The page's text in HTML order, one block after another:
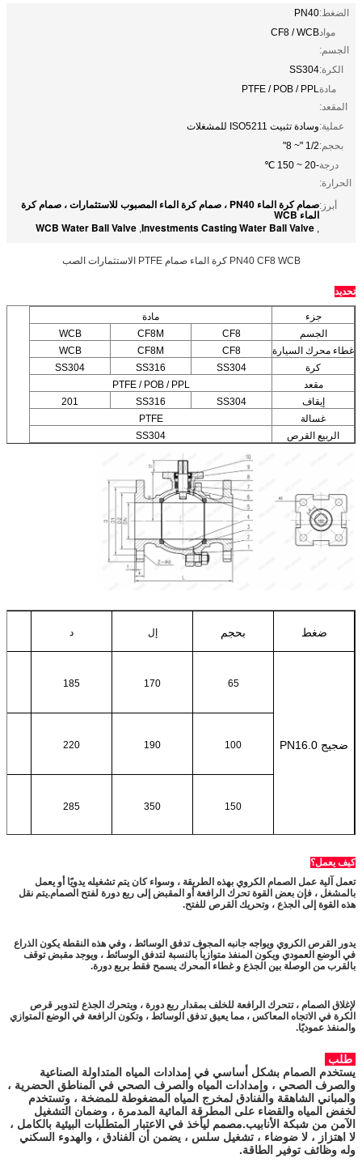
الضغط:PN40
مواد
الجسم:
CF8 / WCB
الكرة:SS304
مادة
المقعد:
PTFE / POB / PPL
عملية:وسادة تثبيت ISO5211 للمشغلات
بحجم:1/2 "~ 8"
درجة
الحرارة:
-20 ~ 150 ℃
أبرز: صمام كرة الماء PN40 ، صمام كرة الماء المصبوب للاستثمارات ، صمام كرة
الماء WCB
,
Investments Casting Water Ball Valve
,
WCB Water Ball Valve
PN40 CF8 WCB كرة الماء صمام PTFE الاستثمارات الصب
تحديد
جزء
مادة
الجسم
CF8
CF8M
WCB
غطاء محرك السيارة
CF8
CF8M
WCB
كرة
SS304
SS316
SS304
مقعد
PTFE / POB / PPL
إيقاف
SS304
SS316
201
غسالة
PTFE
الربيع القرص
SS304
ضغط بحجم إل د
ضجيج PN16.0
65
170
185
100
190
220
150
350
285
كيف يعمل؟
تعمل آلية عمل الصمام الكروي بهذه الطريقة ، وسواء كان يتم تشغيله يدويًا أو يعمل
بالمشغل ، فإن بعض القوة تحرك الرافعة أو المقبض إلى ربع دورة لفتح الصمام.يتم نقل
هذه القوة إلى الجذع ، وتحريك القرص للفتح.
يدور القرص الكروي ويواجه جانبه المجوف تدفق الوسائط ، وفي هذه النقطة يكون الذراع
في الوضع العمودي ويكون المنفذ متوازياً بالنسبة لتدفق الوسائط ، ويوجد مقبض توقف
بالقرب من الوصلة بين الجذع و غطاء المحرك يسمح فقط بربع دورة.
لإغلاق الصمام ، تتحرك الرافعة للخلف بمقدار ربع دورة ، ويتحرك الجذع لتدوير قرص
الكرة في الاتجاه المعاكس ، مما يعيق تدفق الوسائط ، وتكون الرافعة في الوضع المتوازي
والمنفذ عموديًا.
طلب
يستخدم الصمام بشكل أساسي في إمدادات المياه المتداولة الصناعية
والصرف الصحي ، وإمدادات المياه والصرف الصحي في المناطق الحضرية ،
والمباني الشاهقة والفنادق لمخرج المياه المضغوطة للمضخة ، وتستخدم
لخفض المياه والقضاء على المطرقة المائية المدمرة ، وضمان التشغيل
الآمن من شبكة الأنابيب.مصمم ليأخذ في الاعتبار المتطلبات البيئية بالكامل ،
لا اهتزاز ، لا ضوضاء ، تشغيل سلس ، يضمن أن الفنادق ، والهدوء السكني
وله وظائف توفير الطاقة.